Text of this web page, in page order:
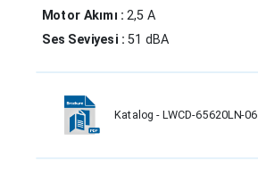
Motor Akımı : 2,5 A
Ses Seviyesi :51 dBA
Katalog - LWCD-65620LN-06